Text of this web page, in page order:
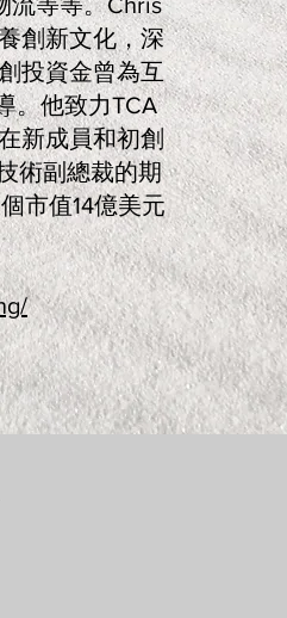
創新文化，深
投資金曾為互
。他致力TCA
新成員和初創
術副總裁的期
市值14億美元